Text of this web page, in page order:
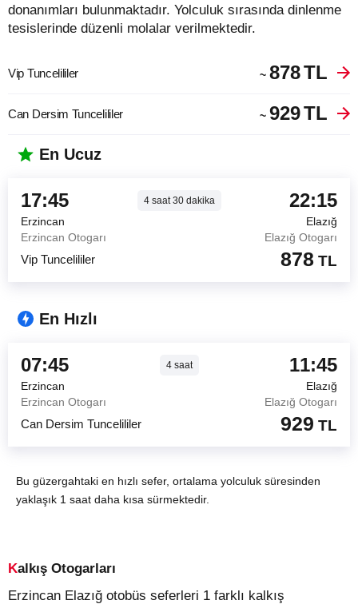
donanımları bulunmaktadır. Yolculuk sırasında dinlenme
tesislerinde düzenli molalar verilmektedir.
Vip Tuncelililer ~ 878TL
Can Dersim Tuncelililer ~ 929TL
En Ucuz
17:45 4saat30dakika 22:15
Erzincan
Elazığ
Erzincan Otogarı
Elazığ Otogarı
Vip Tuncelililer 878 TL
En Hızlı
07:45 4saat 11:45
Erzincan
Elazığ
Erzincan Otogarı
Elazığ Otogarı
Can Dersim Tuncelililer 929 TL
Bu güzergahtaki en hızlı sefer, ortalama yolculuk süresinden
yaklaşık 1 saat daha kısa sürmektedir.
Kalkış Otogarları
Erzincan Elazığ otobüs seferleri 1 farklı kalkış